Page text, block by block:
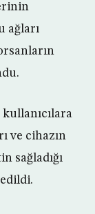
ağları
ve cihazın
sağladığı